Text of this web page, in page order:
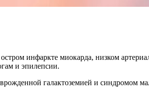
инфаркте миокарда, низком
и эпилепсии.
галактоземией и синдромом